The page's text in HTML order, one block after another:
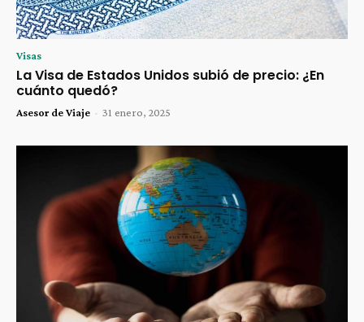
Visas
La Visa de Estados Unidos subió de precio: ¿En
cuánto quedó?
Asesor de Viaje - 31 enero, 2025